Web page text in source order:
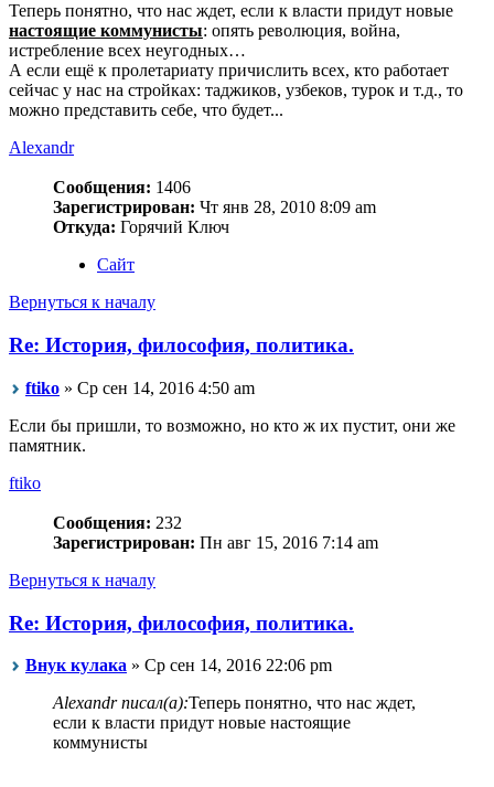
Теперь понятно, что нас ждет, если к власти придут новые
настоящие коммунисты: опять революция, война,
истребление всех неугодных…
А если ещё к пролетариату причислить всех, кто работает
сейчас у нас на стройках: таджиков, узбеков, турок и т.д., то
можно представить себе, что будет...
Alexandr
Сообщения: 1406
Зарегистрирован: Чт янв 28, 2010 8:09 am
Откуда: Горячий Ключ
Сайт
Вернуться к началу
Re: История, философия, политика.
ftiko » Ср сен 14, 2016 4:50 am
Если бы пришли, то возможно, но кто ж их пустит, они же
памятник.
ftiko
Сообщения: 232
Зарегистрирован: Пн авг 15, 2016 7:14 am
Вернуться к началу
Re: История, философия, политика.
Внук кулака » Ср сен 14, 2016 22:06 pm
Alexandr писал(а):Теперь понятно, что нас ждет,
если к власти придут новые настоящие
коммунисты